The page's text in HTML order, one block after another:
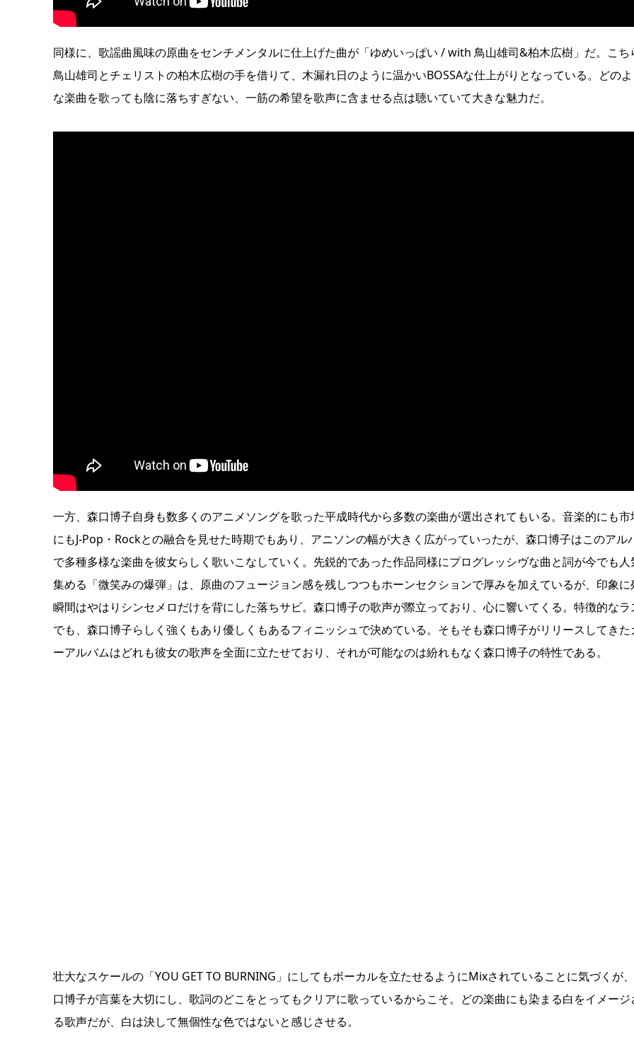
同様に、歌謡曲風味の原曲をセンチメンタルに仕上げた曲が「ゆめいっぱい / with 鳥山雄司&柏木広樹」だ。こち
鳥山雄司とチェリストの柏木広樹の手を借りて、木漏れ日のように温かいBOSSAな仕上がりとなっている。どの
な楽曲を歌っても陰に落ちすぎない、一筋の希望を歌声に含ませる点は聴いていて大きな魅力だ。
一方、森口博子自身も数多くのアニメソングを歌った平成時代から多数の楽曲が選出されてもいる。音楽的にも市
にもJ-Pop・Rockとの融合を見せた時期でもあり、アニソンの幅が大きく広がっていったが、森口博子はこのアル
で多種多様な楽曲を彼女らしく歌いこなしていく。先鋭的であった作品同様にプログレッシヴな曲と詞が今でも人
集める「微笑みの爆弾」は、原曲のフュージョン感を残しつつもホーンセクションで厚みを加えているが、印象に
瞬間はやはりシンセメロだけを背にした落ちサビ。森口博子の歌声が際立っており、心に響いてくる。特徴的なラ
でも、森口博子らしく強くもあり優しくもあるフィニッシュで決めている。そもそも森口博子がリリースしてきた
ーアルバムはどれも彼女の歌声を全面に立たせており、それが可能なのは紛れもなく森口博子の特性である。
壮大なスケールの「YOU GET TO BURNING」にしてもボーカルを立たせるようにMixされていることに気づくが
口博子が言葉を大切にし、歌詞のどこをとってもクリアに歌っているからこそ。どの楽曲にも染まる白をイメージ
る歌声だが、白は決して無個性な色ではないと感じさせる。